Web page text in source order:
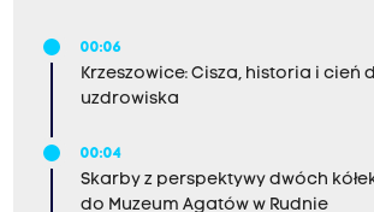
00:06
Krzeszowice: Cisza, historia i cień
uzdrowiska
00:04
Skarby z perspektywy dwóch
do Muzeum Agatów w Rudnie